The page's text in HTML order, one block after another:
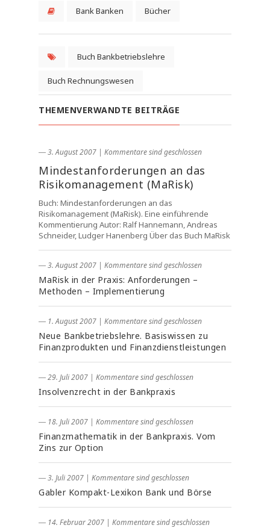
Bank Banken Bücher
Buch Bankbetriebslehre
Buch Rechnungswesen
THEMENVERWANDTE BEITRÄGE
― 3. August 2007 | Kommentare sind geschlossen
Mindestanforderungen an das
Risikomanagement (MaRisk)
Buch: Mindestanforderungen an das
Risikomanagement (MaRisk). Eine einführende
Kommentierung Autor: Ralf Hannemann, Andreas
Schneider, Ludger Hanenberg Über das Buch MaRisk
― 3. August 2007 | Kommentare sind geschlossen
MaRisk in der Praxis: Anforderungen –
Methoden – Implementierung
― 1. August 2007 | Kommentare sind geschlossen
Neue Bankbetriebslehre. Basiswissen zu
Finanzprodukten und Finanzdienstleistungen
― 29. Juli 2007 | Kommentare sind geschlossen
Insolvenzrecht in der Bankpraxis
― 18. Juli 2007 | Kommentare sind geschlossen
Finanzmathematik in der Bankpraxis. Vom
Zins zur Option
― 3. Juli 2007 | Kommentare sind geschlossen
Gabler Kompakt-Lexikon Bank und Börse
― 14. Februar 2007 | Kommentare sind geschlossen